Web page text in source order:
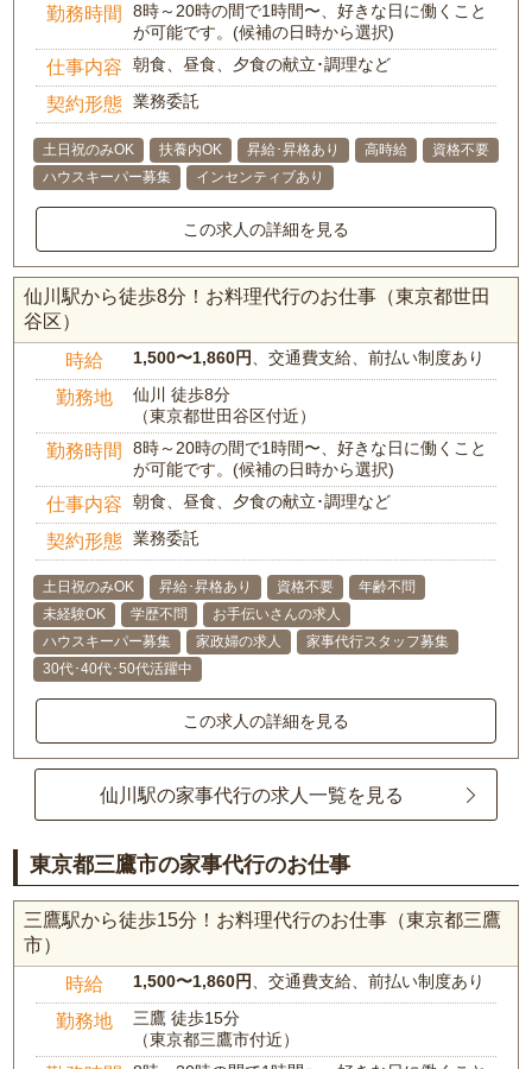
勤務時間
8時～20時の間で1時間〜、好きな日に働くこと
が可能です。(候補の日時から選択)
仕事内容 朝食、昼食、夕食の献立･調理など
契約形態 業務委託
土日祝のみOK 扶養内OK 昇給･昇格あり 高時給
資格不要
ハウスキーパー募集
インセンティブあり
この求人の詳細を見る
仙川駅から徒歩8分！お料理代行のお仕事（東京都世田
谷区）
時給 1,500〜1,860円、交通費支給、前払い制度あり
勤務地
仙川 徒歩8分
（東京都世田谷区付近）
勤務時間
8時～20時の間で1時間〜、好きな日に働くこと
が可能です。(候補の日時から選択)
仕事内容 朝食、昼食、夕食の献立･調理など
契約形態 業務委託
土日祝のみOK 昇給･昇格あり 資格不要
年齢不問
未経験OK
学歴不問
お手伝いさんの求人
ハウスキーパー募集
家政婦の求人
家事代行スタッフ募集
30代･40代･50代活躍中
この求人の詳細を見る
仙川駅の家事代行の求人一覧を見る
東京都三鷹市の家事代行のお仕事
三鷹駅から徒歩15分！お料理代行のお仕事（東京都三鷹
市）
時給 1,500〜1,860円 、交通費支給、前払い制度あり
勤務地
三鷹 徒歩15分
（東京都三鷹市付近）